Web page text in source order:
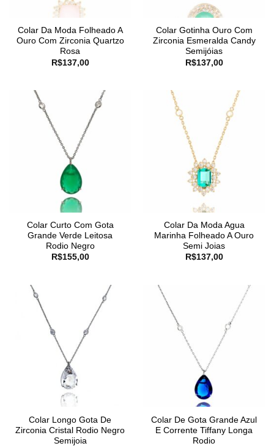
Colar Da Moda Folheado A
Ouro Com Zirconia Quartzo
Rosa
R$137,00
Colar Gotinha Ouro Com
Zirconia Esmeralda Candy
Semijóias
R$137,00
Colar Curto Com Gota
Grande Verde Leitosa
Rodio Negro
R$155,00
Colar Da Moda Agua
Marinha Folheado A Ouro
Semi Joias
R$137,00
Colar Longo Gota De
Zirconia Cristal Rodio Negro
Semijoia
Colar De Gota Grande Azul
E Corrente Tiffany Longa
Rodio